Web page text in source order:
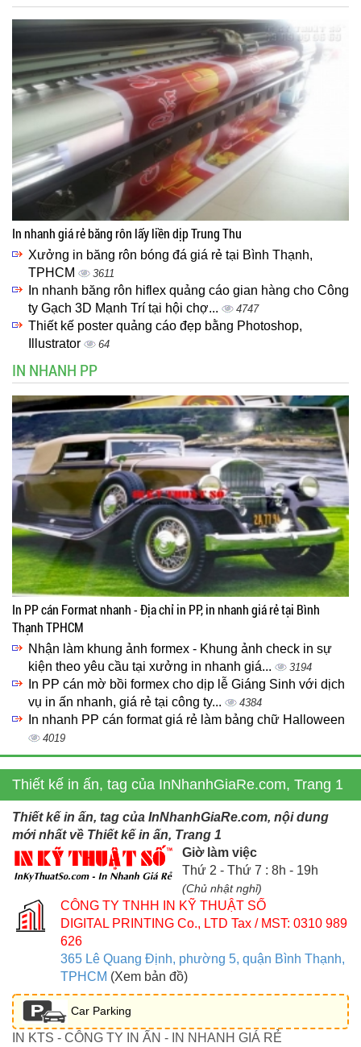
In nhanh giá rẻ băng rôn lấy liền dịp Trung Thu
Xưởng in băng rôn bóng đá giá rẻ tại Bình Thạnh,
TPHCM
3611
In nhanh băng rôn hiflex quảng cáo gian hàng cho Công
ty Gạch 3D Mạnh Trí tại hội chợ...
4747
Thiết kế poster quảng cáo đẹp bằng Photoshop,
Illustrator
64
IN NHANH PP
In PP cán Format nhanh - Địa chỉ in PP, in nhanh giá rẻ tại Bình
Thạnh TPHCM
Nhận làm khung ảnh formex - Khung ảnh check in sự
kiện theo yêu cầu tại xưởng in nhanh giá...
3194
In PP cán mờ bồi formex cho dịp lễ Giáng Sinh với dịch
vụ in ấn nhanh, giá rẻ tại công ty...
4384
In nhanh PP cán format giá rẻ làm bảng chữ Halloween
4019
Thiết kế in ấn, tag của InNhanhGiaRe.com, Trang 1
Thiết kế in ấn, tag của InNhanhGiaRe.com, nội dung
mới nhất về Thiết kế in ấn, Trang 1
Giờ làm việc
Thứ 2 - Thứ 7 : 8h - 19h
(Chủ nhật nghỉ)
CÔNG TY TNHH IN KỸ THUẬT SỐ
DIGITAL PRINTING Co., LTD Tax / MST: 0310 989
626
365 Lê Quang Định, phường 5, quận Bình Thạnh,
TPHCM (Xem bản đồ)
Car Parking
IN KTS - CÔNG TY IN ẤN - IN NHANH GIÁ RẺ